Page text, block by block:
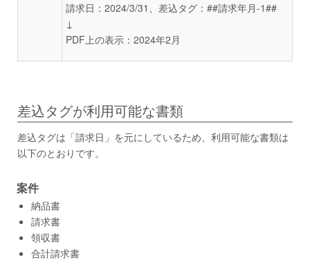
請求日：2024/3/31、差込タグ：##請求年月-1##
↓
PDF上の表示：2024年2月
差込タグが利用可能な書類
差込タグは「請求日」を元にしているため、利用可能な書類は
以下のとおりです。
案件
納品書
請求書
領収書
合計請求書